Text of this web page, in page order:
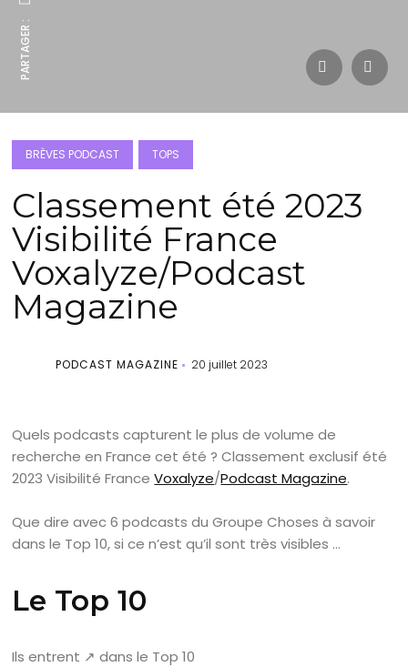
PARTAGER :
BRÈVES PODCAST TOPS
Classement été 2023
Visibilité France
Voxalyze/Podcast
Magazine
PODCAST MAGAZINE 20 juillet 2023
Quels podcasts capturent le plus de volume de
recherche en France cet été ? Classement exclusif été
2023 Visibilité FranceVoxalyze/Podcast Magazine.
Que dire avec 6 podcasts du Groupe Choses à savoir
dans le Top 10, si ce n’est qu’il sont très visibles …
Le Top 10
Ils entrent ↗️ dans le Top 10